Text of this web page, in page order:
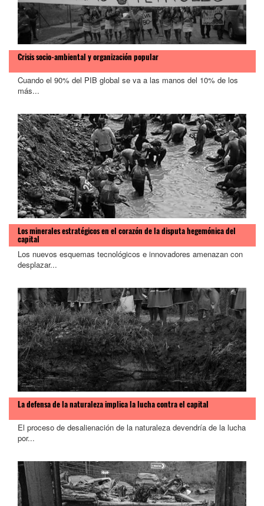
Crisis socio-ambiental y organización popular
Cuando el 90% del PIB global se va a las manos del 10% de los
más...
Los minerales estratégicos en el corazón de la disputa hegemónica del
capital
Los nuevos esquemas tecnológicos e innovadores amenazan con
desplazar...
La defensa de la naturaleza implica la lucha contra el capital
El proceso de desalienación de la naturaleza devendría de la lucha
por...